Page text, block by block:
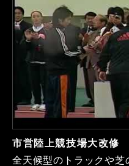
市営陸上競技場大改修
全天候型のトラックや